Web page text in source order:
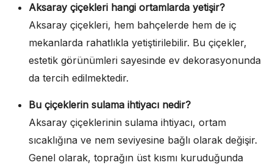
Aksaray çiçekleri hangi ortamlarda yetişir?
Aksaray çiçekleri, hem bahçelerde hem de iç
mekanlarda rahatlıkla yetiştirilebilir. Bu çiçekler,
estetik görünümleri sayesinde ev dekorasyonunda
da tercih edilmektedir.
Bu çiçeklerin sulama ihtiyacı nedir?
Aksaray çiçeklerinin sulama ihtiyacı, ortam
sıcaklığına ve nem seviyesine bağlı olarak değişir.
Genel olarak, toprağın üst kısmı kuruduğunda